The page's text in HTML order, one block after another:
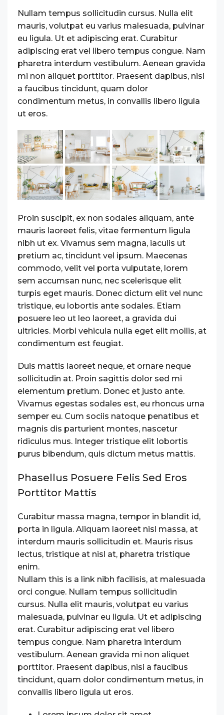
Nullam tempus sollicitudin cursus. Nulla elit
mauris, volutpat eu varius malesuada, pulvinar
eu ligula. Ut et adipiscing erat. Curabitur
adipiscing erat vel libero tempus congue. Nam
pharetra interdum vestibulum. Aenean gravida
mi non aliquet porttitor. Praesent dapibus, nisi
a faucibus tincidunt, quam dolor
condimentum metus, in convallis libero ligula
ut eros.
Proin suscipit, ex non sodales aliquam, ante
mauris laoreet felis, vitae fermentum ligula
nibh ut ex. Vivamus sem magna, iaculis ut
pretium ac, tincidunt vel ipsum. Maecenas
commodo, velit vel porta vulputate, lorem
sem accumsan nunc, nec scelerisque elit
turpis eget mauris. Donec dictum elit vel nunc
tristique, eu lobortis ante sodales. Etiam
posuere leo ut leo laoreet, a gravida dui
ultricies. Morbi vehicula nulla eget elit mollis, at
condimentum est feugiat.
Duis mattis laoreet neque, et ornare neque
sollicitudin at. Proin sagittis dolor sed mi
elementum pretium. Donec et justo ante.
Vivamus egestas sodales est, eu rhoncus urna
semper eu. Cum sociis natoque penatibus et
magnis dis parturient montes, nascetur
ridiculus mus. Integer tristique elit lobortis
purus bibendum, quis dictum metus mattis.
Phasellus Posuere Felis Sed Eros
Porttitor Mattis
Curabitur massa magna, tempor in blandit id,
porta in ligula. Aliquam laoreet nisl massa, at
interdum mauris sollicitudin et. Mauris risus
lectus, tristique at nisl at, pharetra tristique
enim.
Nullam this is a link nibh facilisis, at malesuada
orci congue. Nullam tempus sollicitudin
cursus. Nulla elit mauris, volutpat eu varius
malesuada, pulvinar eu ligula. Ut et adipiscing
erat. Curabitur adipiscing erat vel libero
tempus congue. Nam pharetra interdum
vestibulum. Aenean gravida mi non aliquet
porttitor. Praesent dapibus, nisi a faucibus
tincidunt, quam dolor condimentum metus, in
convallis libero ligula ut eros.